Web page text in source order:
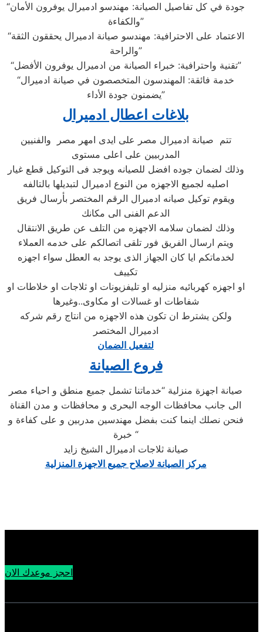
“جودة في كل تفاصيل الصيانة: مهندسو ادميرال يوفرون الأمان
والكفاءة”
“الاعتماد على الاحترافية: مهندسو صيانة ادميرال يحققون الثقة
والراحة”
“تقنية واحترافية: خبراء الصيانة من ادميرال يوفرون الأفضل”
“خدمة فائقة: المهندسون المتخصصون في صيانة ادميرال
يضمنون جودة الأداء”
بلاغات اعطال ادميرال
تتم صيانة ادميرال مصر على ايدى امهر مصر والفنيين
المدربيين على اعلى مستوى
وذلك لضمان جوده افضل للصيانه ويوجد فى التوكيل قطع غيار
اصليه لجميع الاجهزه من النوع ادميرال لتبديلها بالتالفه
ويقوم توكيل صيانه ادميرال الرقم المختصر بأرسال فريق
الدعم الفنى الى مكانك
وذلك لضمان سلامه الاجهزه من التلف عن طريق الانتقال
ويتم ارسال الفريق فور تلقى اتصالكم على خدمه العملاء
لخدماتكم ايا كان الجهاز الذى يوجد به العطل سواء اجهزه
تكييف
او اجهزه كهربائيه منزليه او تليفزيونات او ثلاجات او خلاطات او
شفاطات او غسالات او مكاوى..وغيرها
ولكن يشترط ان تكون هذه الاجهزه من انتاج رقم شركه
ادميرال المختصر
لتفعيل الضمان
فروع الصيانة
صيانة اجهزة منزلية “خدماتنا تشمل جميع منطق و احياء مصر
الى جانب محافظات الوجه البحرى و محافظات و مدن القناة
فنحن نصلك اينما كنت بفضل مهندسين مدربين و على كفاءة و
خبرة “
صيانة ثلاجات ادميرال الشيخ زايد
مركز الصيانة لاصلاح جميع الاجهزة المنزلية
احجز موعدك الان